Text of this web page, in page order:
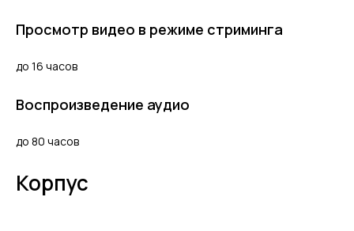
Просмотр видео в режиме стриминга
до 16 часов
Воспроизведение аудио
до 80 часов
Корпус